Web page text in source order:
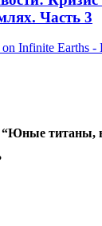
Часть 3
Infinite Earths -
“Юные титаны,